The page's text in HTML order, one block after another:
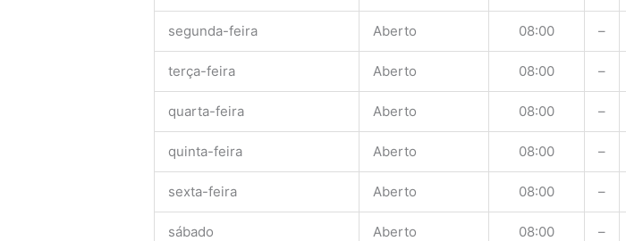
segunda-feira Aberto 08:00 –
terça-feira Aberto 08:00 –
quarta-feira Aberto 08:00 –
quinta-feira Aberto 08:00 –
sexta-feira Aberto 08:00 –
sábado Aberto 08:00 –